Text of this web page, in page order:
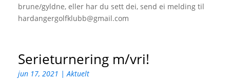
brune/gyldne, eller har du sett dei, send ei melding til
hardangergolfklubb@gmail.com
Serieturnering m/vri!
jun 17, 2021 |Aktuelt